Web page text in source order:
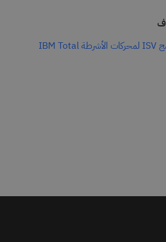
ورقة مرجعية: مصفوفة برامج ISV لمحركات الأشرطة IBM Total